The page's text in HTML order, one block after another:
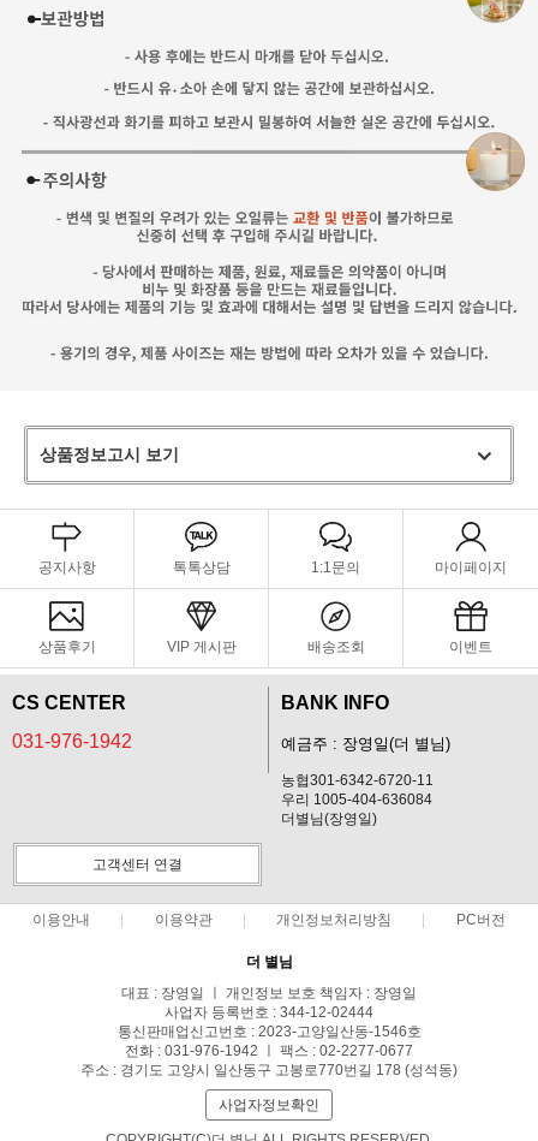
상품정보고시 보기
공지사항 톡톡상담 1:1문의 마이페이지
상품후기 VIP 게시판 배송조회 이벤트
CS CENTER
031-976-1942
BANK INFO
예금주 : 장영일(더 별님)
농협301-6342-6720-11
우리 1005-404-636084
더별님(장영일)
고객센터 연결
이용안내 이용약관 개인정보처리방침 PC버전
더 별님
대표 : 장영일 ㅣ 개인정보 보호 책임자 : 장영일
사업자 등록번호 : 344-12-02444
통신판매업신고번호 : 2023-고양일산동-1546호
전화 : 031-976-1942 ㅣ 팩스 : 02-2277-0677
주소 : 경기도 고양시 일산동구 고봉로770번길 178 (성석동)
사업자정보확인